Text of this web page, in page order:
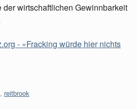
der wirtschaftlichen Gewinnbarkeit
- »Fracking würde hier nichts
, reitbrook